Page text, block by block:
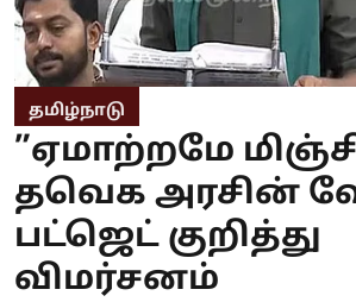
தமிழ்நாடு
”ஏமாற்றமே
தவெக அரசின்
பட்ஜெட் குறித்து
விமர்சனம்